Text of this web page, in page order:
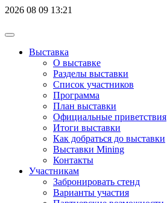
2026 08 09 13:21
Выставка
О выставке
Разделы выставки
Список участников
Программа
План выставки
Официальные приветствия
Итоги выставки
Как добраться до выставки
Выставки Mining
Контакты
Участникам
Забронировать стенд
Варианты участия